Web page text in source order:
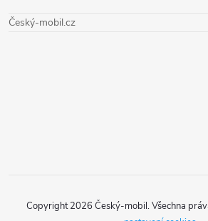
Český-mobil.cz
Copyright 2026 Český-mobil. Všechna